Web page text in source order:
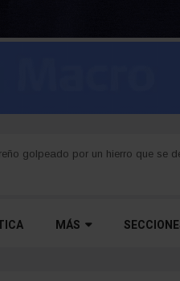
de la modificación de la Ley
MÁS